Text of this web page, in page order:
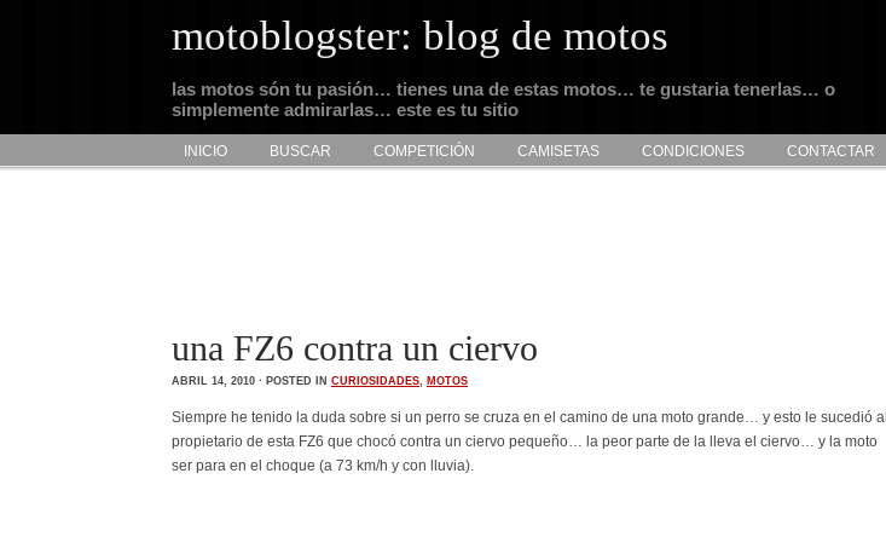
motoblogster: blog de motos
las motos són tu pasión… tienes una de estas motos… te gustaria tenerlas… o
simplemente admirarlas… este es tu sitio
INICIO BUSCAR COMPETICIÓN CAMISETAS CONDICIONES CONTACTAR
una FZ6 contra un ciervo
ABRIL 14, 2010 · POSTED IN CURIOSIDADES, MOTOS
Siempre he tenido la duda sobre si un perro se cruza en el camino de una moto grande… y esto le sucedió al
propietario de esta FZ6 que chocó contra un ciervo pequeño… la peor parte de la lleva el ciervo… y la moto
ser para en el choque (a 73 km/h y con lluvia).